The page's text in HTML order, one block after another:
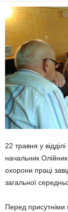
22 травня у
начальник
охорони праці
загальної
Перед присутніми